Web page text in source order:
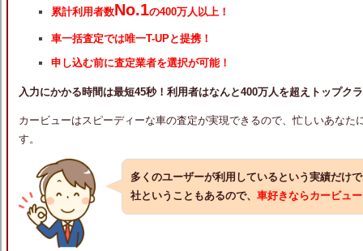
累計利用者数No.1の400万人以上！
車一括査定では唯一T-UPと提携！
申し込む前に査定業者を選択が可能！
入力にかかる時間は最短45秒！利用者はなんと400万人を超えトップク
カービューはスピーディーな車の査定が実現できるので、忙しいあなた
す。
多くのユーザーが利用しているという実績だけ
社ということもあるので、 車好きならカービュー